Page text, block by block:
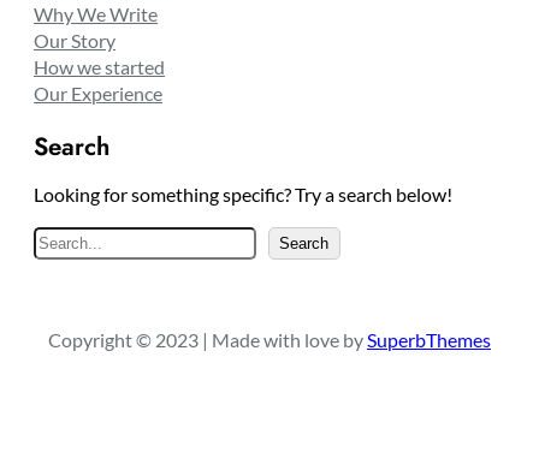
Why We Write
Our Story
How we started
Our Experience
Search
Looking for something specific? Try a search below!
S
e
c
Search
Copyright © 2023 | Made with love bySuperbThemes